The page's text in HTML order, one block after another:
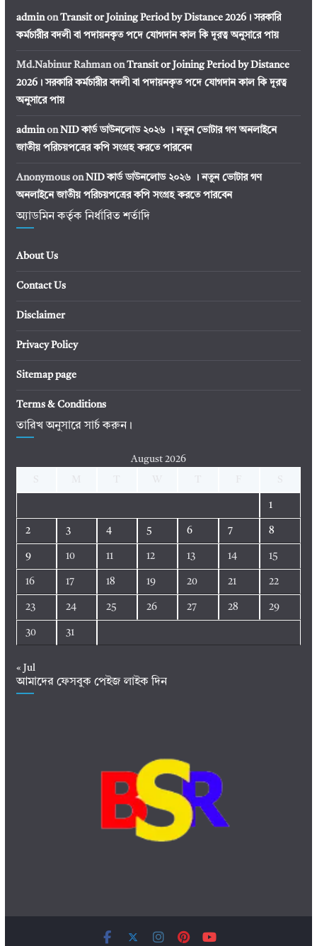
adminon Transit or Joining Period by Distance 2026। সরকারি
কর্মচারীর বদলী বা পদায়নকৃত পদে যোগদান কাল কি দূরত্ব অনুসারে পায়
Md.Nabinur Rahmanon Transit or Joining Period by Distance
2026। সরকারি কর্মচারীর বদলী বা পদায়নকৃত পদে যোগদান কাল কি দূরত্ব
অনুসারে পায়
adminon NID কার্ড ডাউনলোড ২০২৬ । নতুন ভোটার গণ অনলাইনে
জাতীয় পরিচয়পত্রের কপি সংগ্রহ করতে পারবেন
Anonymouson NID কার্ড ডাউনলোড ২০২৬ । নতুন ভোটার গণ
অনলাইনে জাতীয় পরিচয়পত্রের কপি সংগ্রহ করতে পারবেন
অ্যাডমিন কর্তৃক নির্ধারিত শর্তাদি
About Us
Contact Us
Disclaimer
Privacy Policy
Sitemap page
Terms & Conditions
তারিখ অনুসারে সার্চ করুন।
August 2026
1
2 3 4 5 6 7 8
9 10 11 12 13 14 15
16 17 18 19 20 21 22
23 24 25 26 27 28 29
30 31
« Jul
আমাদের ফেসবুক পেইজ লাইক দিন